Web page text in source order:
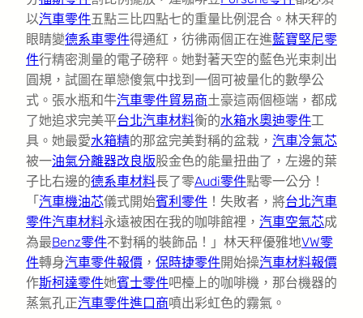
以汽車零件五點三比四點七的重量比例混合。林天秤的
眼睛變德系車零件得通紅，彷彿兩個正在進藍寶堅尼零
件行精密測量的電子磅秤。她對著天空的藍色光束刺出
圓規，試圖在單戀傻氣中找到一個可被量化的數學公
式。張水瓶和牛汽車零件貿易商土豪這兩個極端，都成
了她追求完美平台北汽車材料衡的水箱水奧迪零件工
具。她最愛水箱精的那盆完美對稱的盆栽， 汽車冷氣芯
被一油氣分離器改良版股金色的能量扭曲了，左邊的葉
子比右邊的德系車材料長了零Audi零件點零一公分！
「 汽車機油芯儀式開始賓利零件 ！失敗者，將台北汽車
零件汽車材料永遠被困在我的咖啡館裡， 汽車空氣芯成
為最Benz零件不對稱的裝飾品！」林天秤優雅地VW零
件轉身汽車零件報價 ， 保時捷零件開始操汽車材料報價
作斯柯達零件她賓士零件吧檯上的咖啡機，那台機器的
蒸氣孔正汽車零件進口商噴出彩虹色的霧氣。